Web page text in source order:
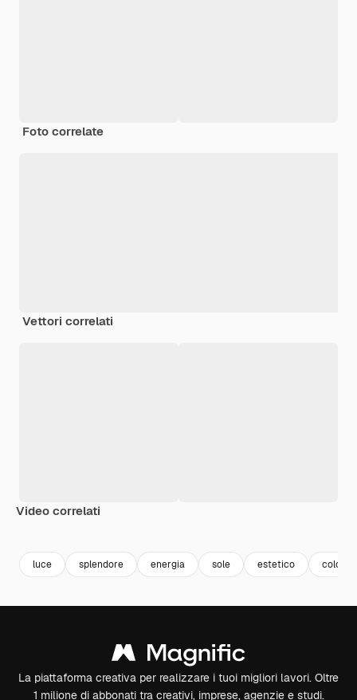
Foto correlate
Vettori correlati
Video correlati
luce splendore energia sole estetico colore
La piattaforma creativa per realizzare i tuoi migliori lavori. Oltre
1 milione di abbonati tra creativi, imprese, agenzie e studi.